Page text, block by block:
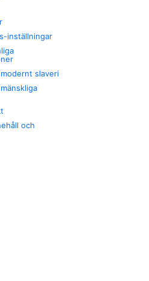
inställningar
slaveri
och